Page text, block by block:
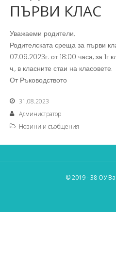
ПЪРВИ КЛАС
Уважаеми родители,
Родителската среща за първи
07.09.2023г. от 18:00 часа, за 1г
ч., в класните стаи на класовете.
От Ръководството
31.08.2023
Администратор
Новини и съобщения
© 2019 - 38 ОУ